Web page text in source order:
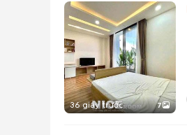
36 giây trước 7